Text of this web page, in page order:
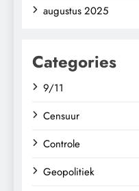
augustus 2025
Categories
9/11
Censuur
Controle
Geopolitiek